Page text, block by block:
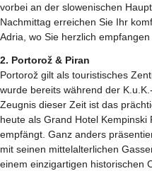
vorbei an der slowenischen
Nachmittag erreichen Sie Ihr
Adria, wo Sie herzlich empfangen
2. Portorož & Piran
Portorož gilt als touristisches
wurde bereits während der
Zeugnis dieser Zeit ist das
heute als Grand Hotel
empfängt. Ganz anders
mit seinen mittelalterlichen
einem einzigartigen historischen